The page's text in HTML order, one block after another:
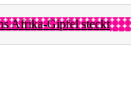
Afrika-Gipfel steckt